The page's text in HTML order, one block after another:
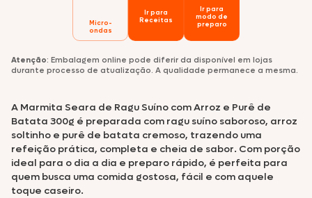
Micro-
ondas
Ir para
Receitas
Ir para
modo de
preparo
Atenção: Embalagem online pode diferir da disponível em lojas
durante processo de atualização. A qualidade permanece a mesma.
A Marmita Seara de Ragu Suíno com Arroz e Purê de
Batata 300g é preparada com ragu suíno saboroso, arroz
soltinho e purê de batata cremoso, trazendo uma
refeição prática, completa e cheia de sabor. Com porção
ideal para o dia a dia e preparo rápido, é perfeita para
quem busca uma comida gostosa, fácil e com aquele
toque caseiro.